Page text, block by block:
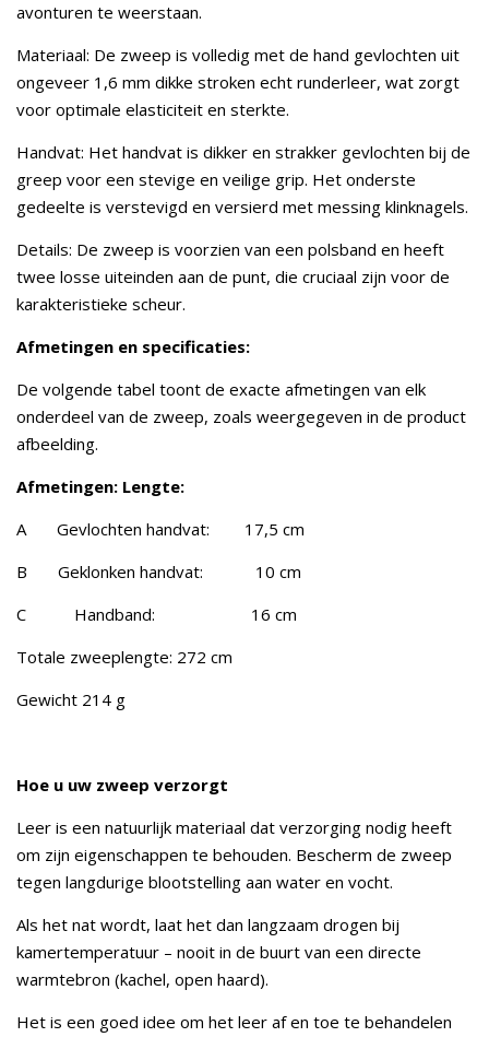
avonturen te weerstaan.
Materiaal: De zweep is volledig met de hand gevlochten uit
ongeveer 1,6 mm dikke stroken echt runderleer, wat zorgt
voor optimale elasticiteit en sterkte.
Handvat: Het handvat is dikker en strakker gevlochten bij de
greep voor een stevige en veilige grip. Het onderste
gedeelte is verstevigd en versierd met messing klinknagels.
Details: De zweep is voorzien van een polsband en heeft
twee losse uiteinden aan de punt, die cruciaal zijn voor de
karakteristieke scheur.
Afmetingen en specificaties:
De volgende tabel toont de exacte afmetingen van elk
onderdeel van de zweep, zoals weergegeven in de product
afbeelding.
Afmetingen: Lengte:
A Gevlochten handvat: 17,5 cm
B Geklonken handvat: 10 cm
C Handband: 16 cm
Totale zweeplengte: 272 cm
Gewicht 214 g
Hoe u uw zweep verzorgt
Leer is een natuurlijk materiaal dat verzorging nodig heeft
om zijn eigenschappen te behouden. Bescherm de zweep
tegen langdurige blootstelling aan water en vocht.
Als het nat wordt, laat het dan langzaam drogen bij
kamertemperatuur – nooit in de buurt van een directe
warmtebron (kachel, open haard).
Het is een goed idee om het leer af en toe te behandelen